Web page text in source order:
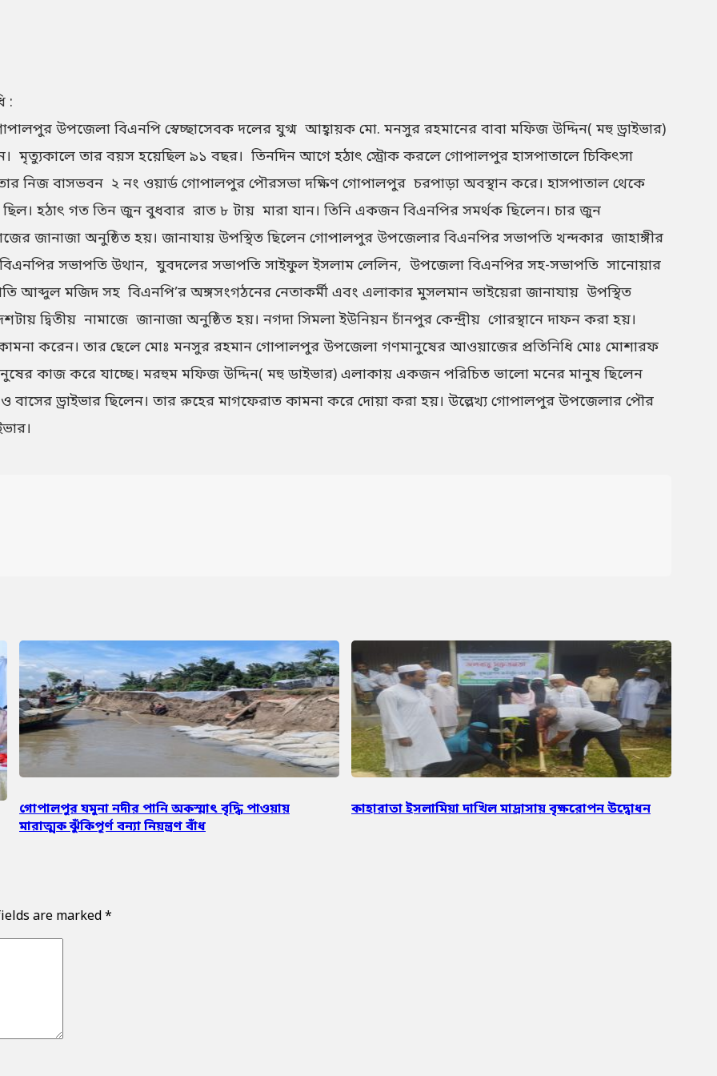
:
উপজেলা বিএনপি স্বেচ্ছাসেবক দলের যুগ্ম আহ্বায়ক মো. মনসুর রহমানের বাবা মফিজ উদ্দিন( মহু ড্রাইভার)
মৃত্যুকালে তার বয়স হয়েছিল ৯১ বছর। তিনদিন আগে হঠাৎ স্ট্রোক করলে গোপালপুর হাসপাতালে চিকিৎসা
নিজ বাসভবন ২ নং ওয়ার্ড গোপালপুর পৌরসভা দক্ষিণ গোপালপুর চরপাড়া অবস্থান করে। হাসপাতাল থেকে
ছিল। হঠাৎ গত তিন জুন বুধবার রাত ৮ টায় মারা যান। তিনি একজন বিএনপির সমর্থক ছিলেন। চার জুন
জানাজা অনুষ্ঠিত হয়। জানাযায় উপস্থিত ছিলেন গোপালপুর উপজেলার বিএনপির সভাপতি খন্দকার জাহাঙ্গীর
সভাপতি উথান, যুবদলের সভাপতি সাইফুল ইসলাম লেলিন, উপজেলা বিএনপির সহ-সভাপতি সানোয়ার
আব্দুল মজিদ সহ বিএনপি’র অঙ্গসংগঠনের নেতাকর্মী এবং এলাকার মুসলমান ভাইয়েরা জানাযায় উপস্থিত
দ্বিতীয় নামাজে জানাজা অনুষ্ঠিত হয়। নগদা সিমলা ইউনিয়ন চাঁনপুর কেন্দ্রীয় গোরস্থানে দাফন করা হয়।
করেন। তার ছেলে মোঃ মনসুর রহমান গোপালপুর উপজেলা গণমানুষের আওয়াজের প্রতিনিধি মোঃ মোশারফ
কাজ করে যাচ্ছে। মরহুম মফিজ উদ্দিন( মহু ডাইভার) এলাকায় একজন পরিচিত ভালো মনের মানুষ ছিলেন
ও বাসের ড্রাইভার ছিলেন। তার রুহের মাগফেরাত কামনা করে দোয়া করা হয়। উল্লেখ্য গোপালপুর উপজেলার পৌর
গোপালপুর যমুনা নদীর পানি অকস্মাৎ বৃদ্ধি পাওয়ায়
মারাত্মক ঝুঁকিপূর্ণ বন্যা নিয়ন্ত্রণ বাঁধ
কাহারাতা ইসলামিয়া দাখিল মাদ্রাসায় বৃক্ষরোপন উদ্বোধন
are marked*